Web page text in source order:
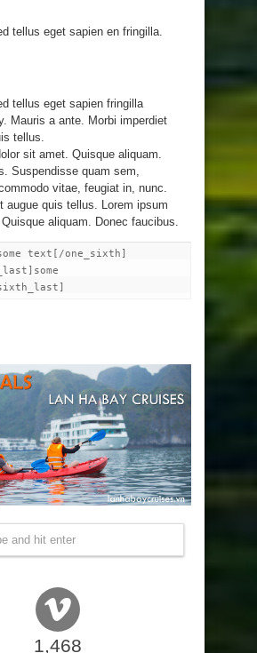
tellus eget sapien en fringilla.
tellus eget sapien fringilla
Mauris a ante. Morbi imperdiet
tellus.
sit amet. Quisque aliquam.
Suspendisse quam sem,
vitae, feugiat in, nunc.
augue quis tellus. Lorem ipsum
aliquam. Donec faucibus.
text[/one_sixth]
1,468